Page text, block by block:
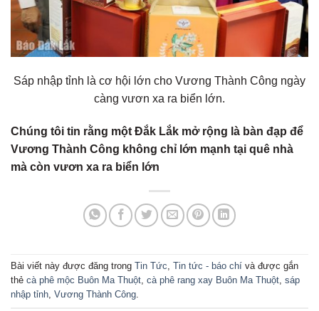
Sáp nhập tỉnh là cơ hội lớn cho Vương Thành Công ngày
càng vươn xa ra biển lớn.
Chúng tôi tin rằng một Đắk Lắk mở rộng là bàn đạp để
Vương Thành Công không chỉ lớn mạnh tại quê nhà
mà còn vươn xa ra biển lớn
Bài viết này được đăng trong Tin Tức Tin tức - báo chí và được gắn
thẻ cà phê mộc Buôn Ma Thuột cà phê rang xay Buôn Ma Thuột sáp
nhập tỉnh Vương Thành Công